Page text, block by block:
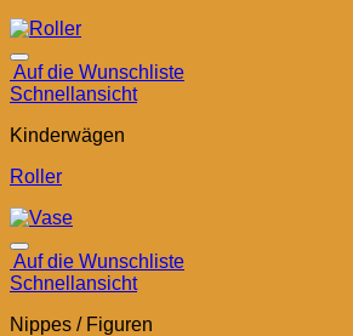
Auf die Wunschliste
Schnellansicht
Kinderwägen
Roller
Auf die Wunschliste
Schnellansicht
Nippes / Figuren